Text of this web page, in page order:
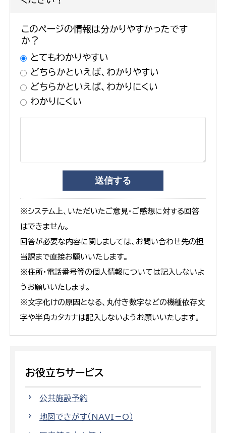
このページの情報は分かりやすかったです
か？
とてもわかりやすい
どちらかといえば、わかりやすい
どちらかといえば、わかりにくい
わかりにくい
※システム上、いただいたご意見・ご感想に対する回答
はできません。
回答が必要な内容に関しましては、お問い合わせ先の担
当課まで直接お願いいたします。
※住所・電話番号等の個人情報については記入しないよ
うお願いいたします。
※文字化けの原因となる、丸付き数字などの機種依存文
字や半角カタカナは記入しないようお願いいたします。
お役立ちサービス
公共施設予約
地図でさがす（NAVI－O）